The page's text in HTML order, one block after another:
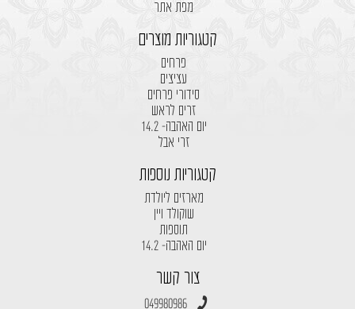
מפת אתר
קטגוריות מוצרים
פרחים
עציצים
סידורי פרחים
זרים לראש
יום האהבה- 14.2
זרי אבל
קטגוריות נוספות
מארזים ליולדת
שוקולד ויין
תוספות
יום האהבה- 14.2
צור קשר
049980986